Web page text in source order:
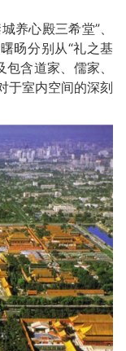
养心殿三希堂”、
旸分别从“礼之基
含道家、儒家、
于室内空间的深刻